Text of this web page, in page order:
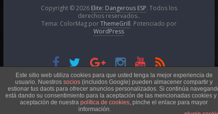
Copyright © 2026 Elite: Dangerous ESP. Todos los
derechos reservados..
Tema: ColorMag porThemeGrill. Potenciado por
WordPress
Esta obra está bajo unaLicencia Creative Commons
Atribución-NoComercial 4.0 Internacional
Este sitio web utiliza cookies para que usted tenga la mejor experiencia de
usuario. Nuestros socios (incluidos Google) pueden almacener compartir y
estionar tus daots para ofrecer anuncios personalizados. Si continúa
está dando su consentimiento para la aceptación de las mencionadas cookies y
aceptación de nuestra política de cookies, pinche el enlace para mayor
información.